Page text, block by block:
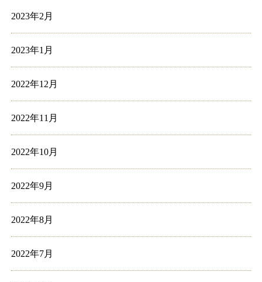
2023年2月
2023年1月
2022年12月
2022年11月
2022年10月
2022年9月
2022年8月
2022年7月